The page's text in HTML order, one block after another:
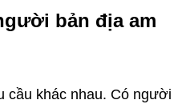
bản địa am
cầu khác nhau. Có người